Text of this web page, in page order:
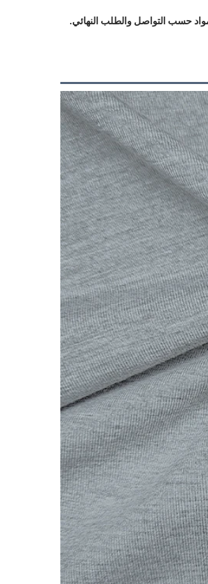
حسب التواصل والطلب النهائي.